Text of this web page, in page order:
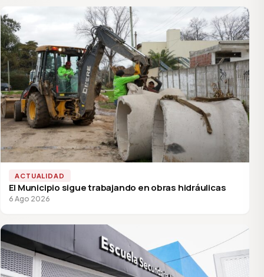
ACTUALIDAD
El Municipio sigue trabajando en obras hidráulicas
6 Ago 2026